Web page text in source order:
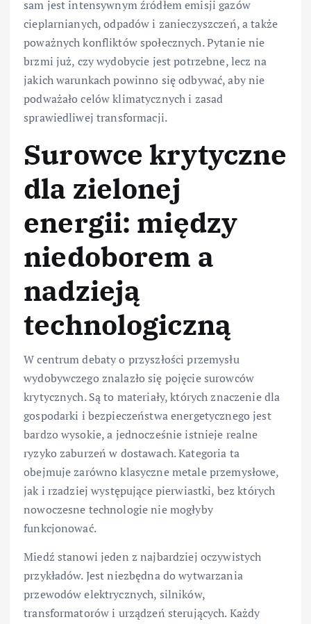
sam jest intensywnym źródłem emisji gazów
cieplarnianych, odpadów i zanieczyszczeń, a także
poważnych konfliktów społecznych. Pytanie nie
brzmi już, czy wydobycie jest potrzebne, lecz na
jakich warunkach powinno się odbywać, aby nie
podważało celów klimatycznych i zasad
sprawiedliwej transformacji.
Surowce krytyczne
dla zielonej
energii: między
niedoborem a
nadzieją
technologiczną
W centrum debaty o przyszłości przemysłu
wydobywczego znalazło się pojęcie surowców
krytycznych. Są to materiały, których znaczenie dla
gospodarki i bezpieczeństwa energetycznego jest
bardzo wysokie, a jednocześnie istnieje realne
ryzyko zaburzeń w dostawach. Kategoria ta
obejmuje zarówno klasyczne metale przemysłowe,
jak i rzadziej występujące pierwiastki, bez których
nowoczesne technologie nie mogłyby
funkcjonować.
Miedź stanowi jeden z najbardziej oczywistych
przykładów. Jest niezbędna do wytwarzania
przewodów elektrycznych, silników,
transformatorów i urządzeń sterujących. Każdy